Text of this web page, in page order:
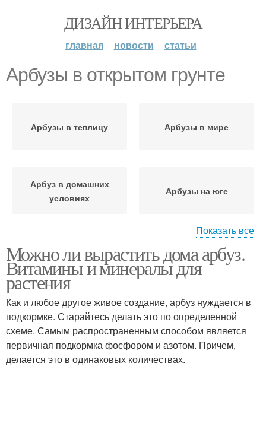
ДИЗАЙН ИНТЕРЬЕРА
главная новости статьи
Арбузы в открытом грунте
Арбузы в теплицу Арбузы в мире
Арбуз в домашних
условиях
Арбузы на юге
Арбуз на рассаду
Рассады в открытый
грунт
Семены в грунт
Арбуз в цветочном
горшке
Показать все
Можно ли вырастить дома арбуз.
Витамины и минералы для
растения
Как и любое другое живое создание, арбуз нуждается в
подкормке. Старайтесь делать это по определенной
схеме. Самым распространенным способом является
первичная подкормка фосфором и азотом. Причем,
делается это в одинаковых количествах.